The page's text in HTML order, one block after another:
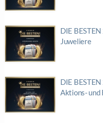
DIE
Juweliere
DIE
Aktions- und